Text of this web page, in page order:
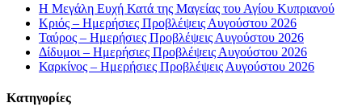
Η Μεγάλη Ευχή Κατά της Μαγείας του Αγίου Κυπριανού
Κριός – Ημερήσιες Προβλέψεις Αυγούστου 2026
Ταύρος – Ημερήσιες Προβλέψεις Αυγούστου 2026
Δίδυμοι – Ημερήσιες Προβλέψεις Αυγούστου 2026
Καρκίνος – Ημερήσιες Προβλέψεις Αυγούστου 2026
Kατηγορίες